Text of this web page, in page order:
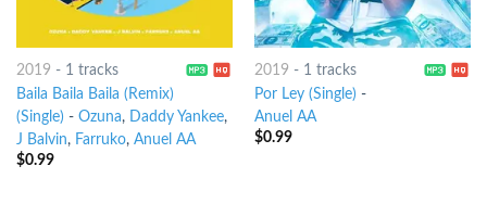
2019 - 1 tracks
Baila Baila Baila (Remix)
(Single) - Ozuna, Daddy Yankee,
J Balvin, Farruko, Anuel AA
$0.99
2019 - 1 tracks
Por Ley (Single) -
Anuel AA
$0.99